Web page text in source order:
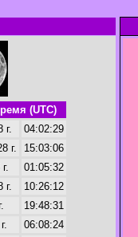
(UTC)
г.
04:02:29
г.
15:03:06
01:05:32
г.
10:26:12
19:48:31
06:08:24